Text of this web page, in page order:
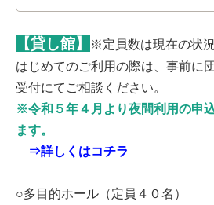
【貸し館】
※定員数は現在の状況
はじめてのご利用の際は、事前に
受付にてご相談ください。
※令和５年４月より夜間利用の申
ます。
⇒詳しくはコチラ
○多目的ホール（定員４０名）